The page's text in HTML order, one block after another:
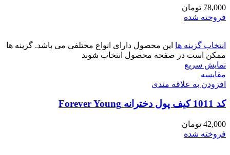
78,000 تومان
فروخته شده
انتخاب گزینه ها این محصول دارای انواع مختلفی می باشد. گزینه ها
ممکن است در صفحه محصول انتخاب شوند
نمایش سریع
مقايسه
افزودن به علاقه مندی
کد 1011 کیف پول دخترانه Forever Young
42,000 تومان
فروخته شده